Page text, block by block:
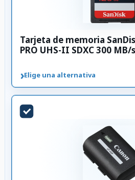
Tarjeta de memoria
PRO UHS-II SDXC 300 MB/s
›Elige una alternativa